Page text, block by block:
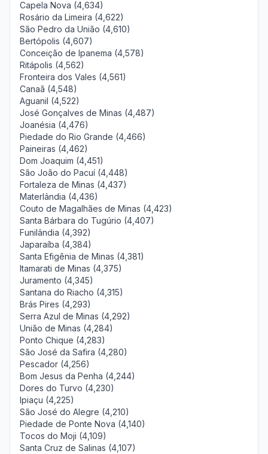
Capela Nova (4,634)
Rosário da Limeira (4,622)
São Pedro da União (4,610)
Bertópolis (4,607)
Conceição de Ipanema (4,578)
Ritápolis (4,562)
Fronteira dos Vales (4,561)
Canaã (4,548)
Aguanil (4,522)
José Gonçalves de Minas (4,487)
Joanésia (4,476)
Piedade do Rio Grande (4,466)
Paineiras (4,462)
Dom Joaquim (4,451)
São João do Pacuí (4,448)
Fortaleza de Minas (4,437)
Materlândia (4,436)
Couto de Magalhães de Minas (4,423)
Santa Bárbara do Tugúrio (4,407)
Funilândia (4,392)
Japaraíba (4,384)
Santa Efigênia de Minas (4,381)
Itamarati de Minas (4,375)
Juramento (4,345)
Santana do Riacho (4,315)
Brás Pires (4,293)
Serra Azul de Minas (4,292)
União de Minas (4,284)
Ponto Chique (4,283)
São José da Safira (4,280)
Pescador (4,256)
Bom Jesus da Penha (4,244)
Dores do Turvo (4,230)
Ipiaçu (4,225)
São José do Alegre (4,210)
Piedade de Ponte Nova (4,140)
Tocos do Moji (4,109)
Santa Cruz de Salinas (4,107)